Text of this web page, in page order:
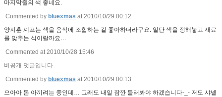
마지막줄의 색 좋네요.
Commented by bluexmas at 2010/10/29 00:12
양지훈 셰프는 색을 음식에 조합하는 걸 좋아하더라구요. 일단 색을 정해놓고 재료
를 맞추는 식이랄까요…
Commented at 2010/10/28 15:46
비공개 덧글입니다.
Commented by bluexmas at 2010/10/29 00:13
으아아 돈 아끼려는 중인데… 그래도 내일 잠깐 들러봐야 하겠습니다-_- 저도 샤넬